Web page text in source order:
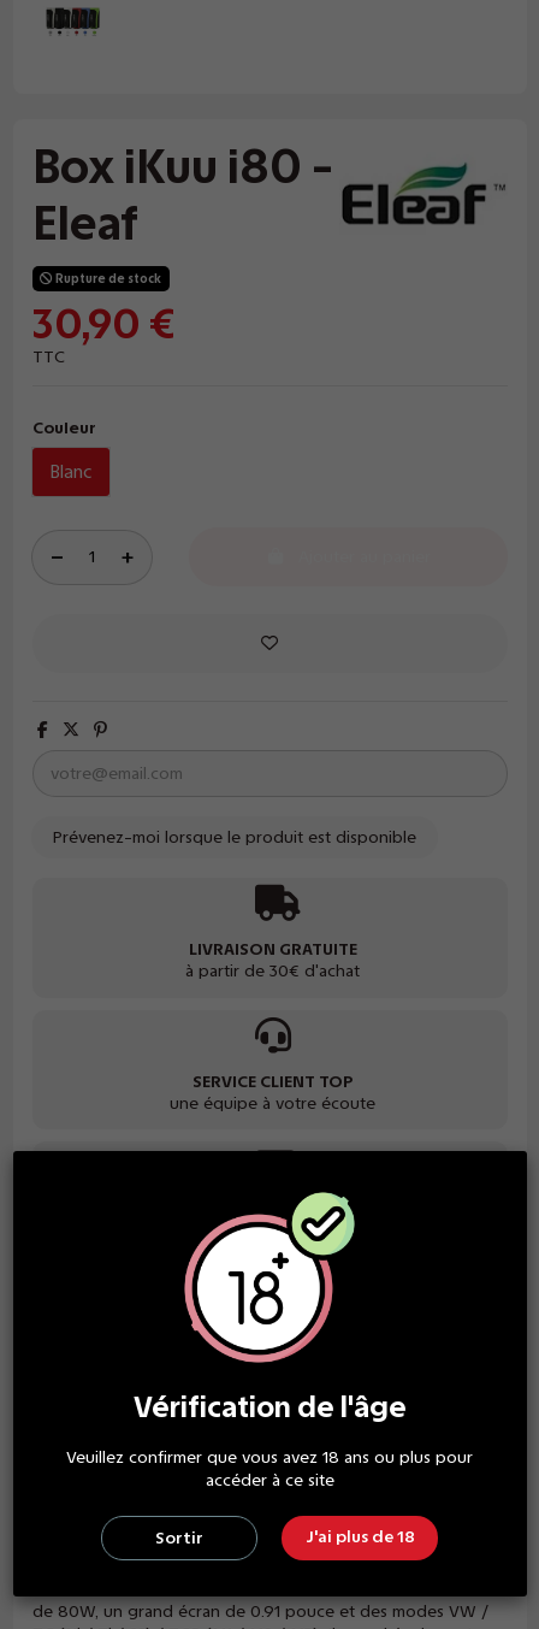
Box iKuu i80 -
Eleaf
Rupture de stock
30,90 €
TTC
Couleur
Blanc
LIVRAISON GRATUITE
à partir de 30€ d'achat
SERVICE CLIENT TOP
une équipe à votre écoute
PAIEMENT SÉCURISÉ
grand choix de paiement
GARANTIE SATISFACTION
des produits de qualité
Le iKuu i80 de chez Eleaf est un mod compact avec une
de 80W, un grand écran de 0.91 pouce et des modes VW /
Vérification de l'âge
Veuillez confirmer que vous avez 18 ans ou plus pour
accéder à ce site
Sortir J'ai plus de 18